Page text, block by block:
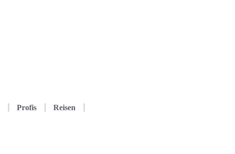
Profis Reisen